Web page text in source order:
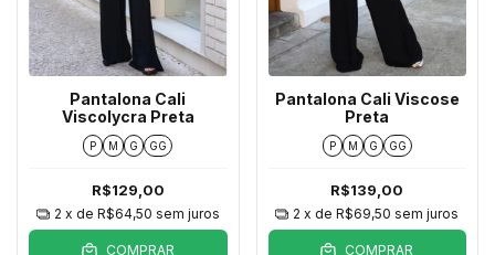
Pantalona Cali
Viscolycra Preta
P M G GG
R$129,00
2 x de R$64,50 sem juros
COMPRAR
Pantalona Cali Viscose
Preta
P M G GG
R$139,00
2 x deR$69,50 sem juros
COMPRAR